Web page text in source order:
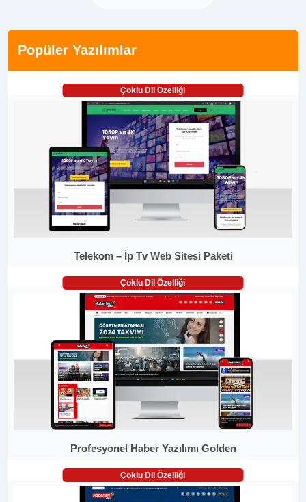
Popüler Yazılımlar
Çoklu Dil Özelliği
Telekom – İp Tv Web Sitesi Paketi
Çoklu Dil Özelliği
Profesyonel Haber Yazılımı Golden
Çoklu Dil Özelliği